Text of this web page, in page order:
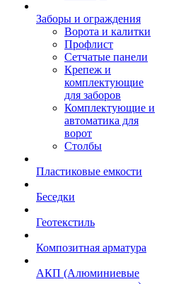
Заборы и ограждения
Ворота и калитки
Профлист
Сетчатые панели
Крепеж и
комплектующие
для заборов
Комплектующие и
автоматика для
ворот
Столбы
Пластиковые емкости
Беседки
Геотекстиль
Композитная арматура
АКП (Алюминиевые